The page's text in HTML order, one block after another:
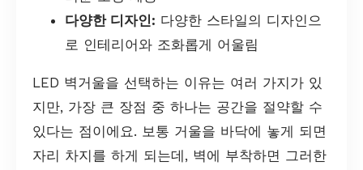
다양한 디자인: 다양한 스타일의 디자인으
로 인테리어와 조화롭게 어울림
LED 벽거울을 선택하는 이유는 여러 가지가 있
지만, 가장 큰 장점 중 하나는 공간을 절약할 수
있다는 점이에요. 보통 거울을 바닥에 놓게 되면
자리 차지를 하게 되는데, 벽에 부착하면 그러한